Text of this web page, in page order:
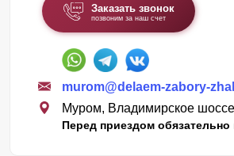
Заказать звонок
позвоним за наш счет
murom@delaem-zabory-
Муром, Владимирское
Перед приездом обязательно